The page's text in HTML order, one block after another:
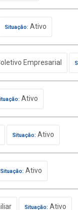
Situação: Ativo
Empresarial
Ativo
Situação: Ativo
Situação: Ativo
Situação: Ativo